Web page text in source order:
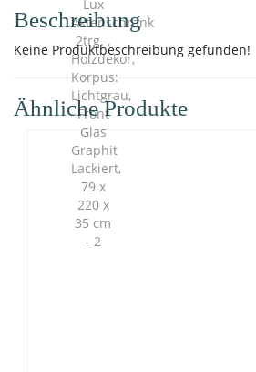
Beschreibung
Keine Produktbeschreibung gefunden!
Ähnliche Produkte